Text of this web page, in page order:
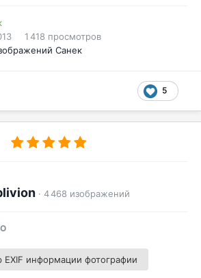
1 418 просмотров
Санек
5
· 4 468 изображений
EXIF информации фотографии